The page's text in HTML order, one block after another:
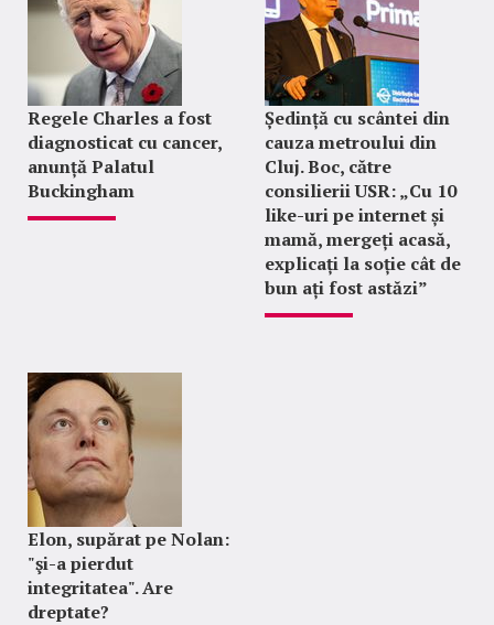
Regele Charles a fost
diagnosticat cu cancer,
anunță Palatul
Buckingham
Ședință cu scântei din
cauza metroului din
Cluj. Boc, către
consilierii USR: „Cu 10
like-uri pe internet și
mamă, mergeți acasă,
explicați la soție cât de
bun ați fost astăzi”
Elon, supărat pe Nolan:
"şi-a pierdut
integritatea". Are
dreptate?